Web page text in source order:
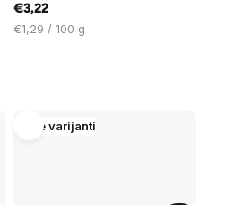
€3,22
Cijena
€1,29 / 100 g
Više varijanti